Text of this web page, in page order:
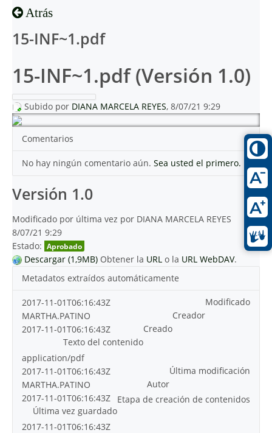
Atrás
15-INF~1.pdf
15-INF~1.pdf (Versión 1.0)
Subido por DIANA MARCELA REYES, 8/07/21 9:29
Comentarios
No hay ningún comentario aún. Sea usted el primero.
Versión 1.0
Modificado por última vez por DIANA MARCELA REYES
8/07/21 9:29
Estado: Aprobado
Descargar (1,9MB) Obtener la URL o la URL WebDAV.
Metadatos extraídos automáticamente
Modificado
2017-11-01T06:16:43Z
Creador
MARTHA.PATINO
Creado
2017-11-01T06:16:43Z
Texto del contenido
application/pdf
Última modificación
2017-11-01T06:16:43Z
Autor
MARTHA.PATINO
Etapa de creación de contenidos
2017-11-01T06:16:43Z
Última vez guardado
2017-11-01T06:16:43Z